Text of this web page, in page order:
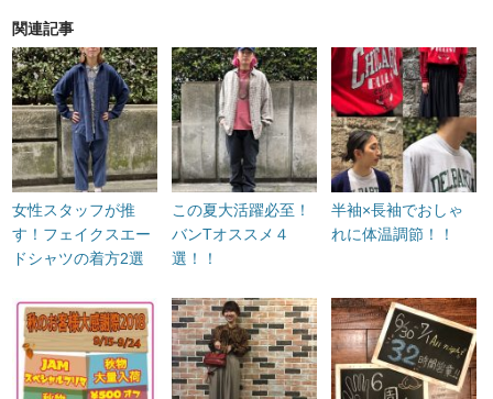
関連記事
女性スタッフが推
す！フェイクスエー
ドシャツの着方2選
この夏大活躍必至！
バンTオススメ４
選！！
半袖×長袖でおしゃ
れに体温調節！！